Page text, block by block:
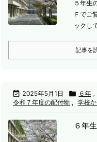
５年生
Ｆでご
ックし
記事を
 2025年5月1日  ６年 ,
令和７年度の配付物 , 学校
６年